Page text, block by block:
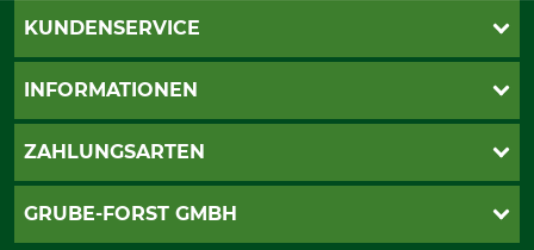
KUNDENSERVICE
Katalogbestellung
INFORMATIONEN
AGB
ZAHLUNGSARTEN
PayPal
GRUBE-FORST GMBH